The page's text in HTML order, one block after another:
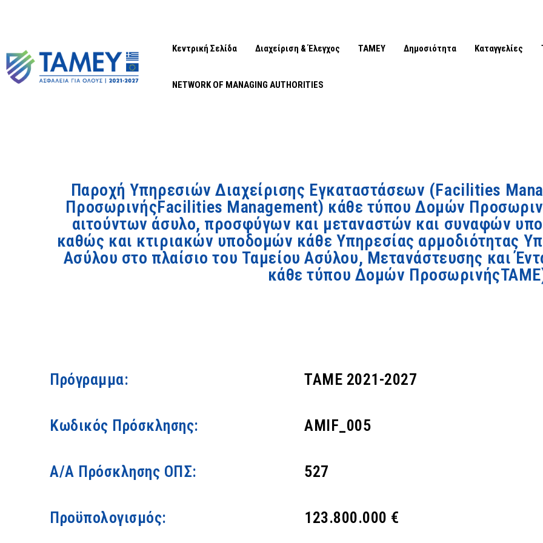
Κεντρική Σελίδα Διαχείριση & Έλεγχος ΤΑΜΕΥ Δημοσιότητα Καταγγελίες
NETWORK OF MANAGING AUTHORITIES
Παροχή Υπηρεσιών Διαχείρισης Εγκαταστάσεων (Facilities
ΠροσωρινήςFacilities Management) κάθε τύπου Δομών
αιτούντων άσυλο, προσφύγων και μεταναστών και συναφών
καθώς και κτιριακών υποδομών κάθε Υπηρεσίας αρμοδιότητας
Ασύλου στο πλαίσιο του Ταμείου Ασύλου, Μετανάστευσης και
κάθε τύπου Δομών
Πρόγραμμα: ΤΑΜΕ 2021-2027
Κωδικός Πρόσκλησης: AMIF_005
Α/Α Πρόσκλησης ΟΠΣ: 527
Προϋπολογισμός: 123.800.000 €